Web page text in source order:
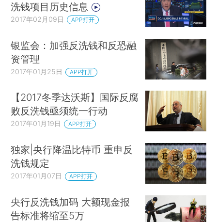
洗钱项目历史信息
2017年02月09日 APP打开
银监会：加强反洗钱和反恐融
资管理
2017年01月25日 APP打开
【2017冬季达沃斯】国际反腐
败反洗钱亟须统一行动
2017年01月19日 APP打开
独家|央行降温比特币 重申反
洗钱规定
2017年01月07日 APP打开
央行反洗钱加码 大额现金报
告标准将缩至5万